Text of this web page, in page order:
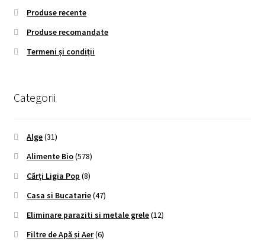
Produse recente
Produse recomandate
Termeni și condiții
Categorii
Alge(31)
Alimente Bio(578)
Cărți Ligia Pop (8)
Casa si Bucatarie(47)
Eliminare paraziti si metale grele(12)
Filtre de Apă și Aer(6)